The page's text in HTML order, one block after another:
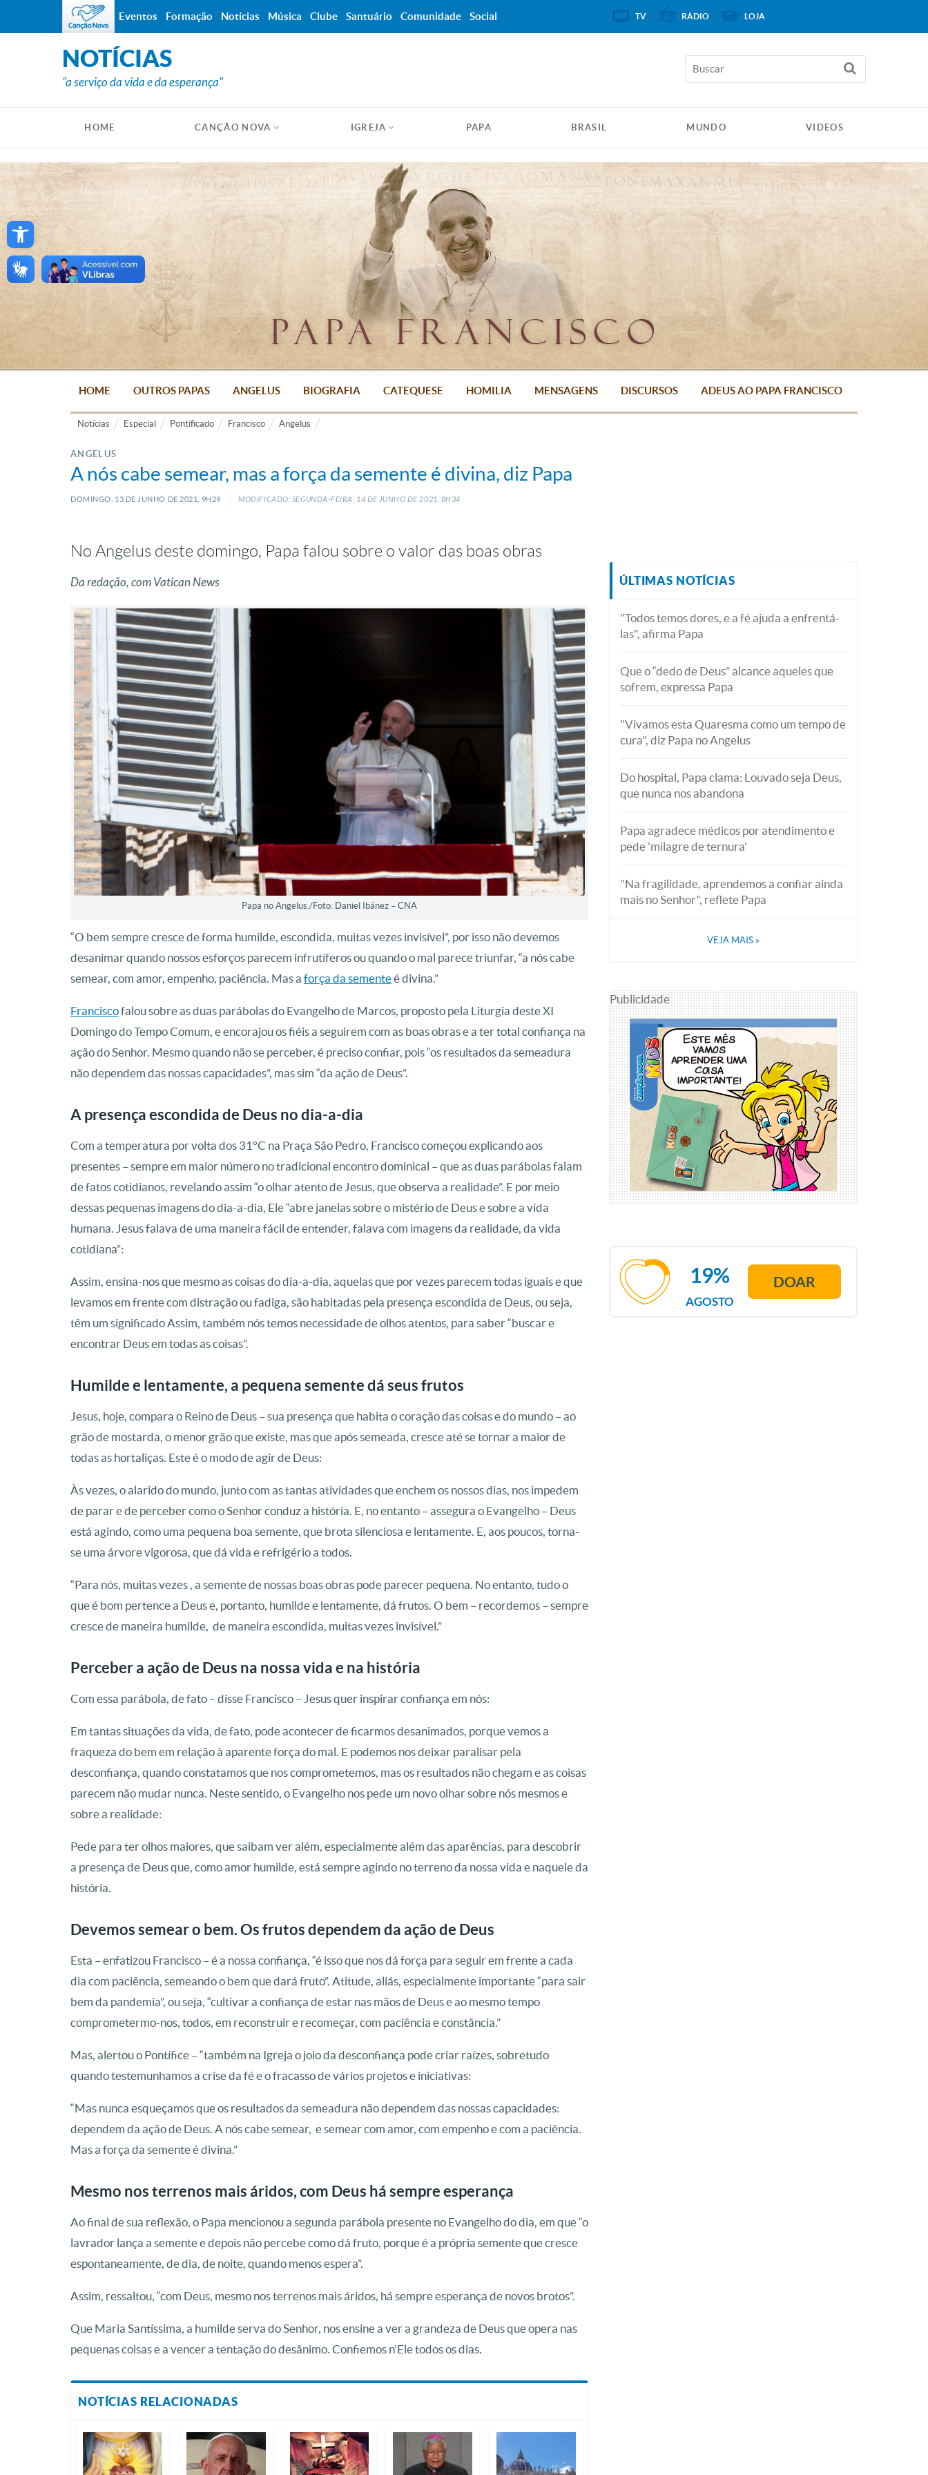
Open toolbar
NOTÍCIAS
"a serviço da vida e da esperança"
HOME CANÇÃO NOVA IGREJA PAPA BRASIL MUNDO VIDEOS
HOME OUTROS PAPAS ANGELUS BIOGRAFIA CATEQUESE HOMILIA MENSAGENS DISCURSOS ADEUS AO PAPA FRANCISCO
Notícias Especial Pontificado Francisco Angelus
ANGELUS
A nós cabe semear, mas a força da semente é divina, diz Papa
DOMINGO, 13 DE JUNHO DE 2021, 9H29 MODIFICADO: SEGUNDA-FEIRA, 14 DEJUNHO DE2021, 8H34
No Angelus deste domingo, Papa falou sobre o valor das boas obras
Da redação, com Vatican News
Papa no Angelus./Foto: Daniel Ibánez – CNA
“O bem sempre cresce de forma humilde, escondida, muitas vezes invisível”, por isso não devemos
desanimar quando nossos esforços parecem infrutíferos ou quando o mal parece triunfar, “a nós cabe
semear, com amor, empenho, paciência. Mas a força da sementeé divina.”
Franciscofalou sobre as duas parábolas do Evangelho de Marcos, proposto pela Liturgia deste XI
Domingo do Tempo Comum, e encorajou os fiéis a seguirem com as boas obras e a ter total confiança na
ação do Senhor. Mesmo quando não se perceber, é preciso confiar, pois “os resultados da semeadura
não dependem das nossas capacidades”, mas sim “da ação de Deus”.
A presença escondida de Deus no dia-a-dia
Com a temperatura por volta dos 31°C na Praça São Pedro, Francisco começou explicando aos
presentes – sempre em maior número no tradicional encontro dominical – que as duas parábolas falam
de fatos cotidianos, revelando assim “o olhar atento de Jesus, que observa a realidade”. E por meio
dessas pequenas imagens do dia-a-dia, Ele “abre janelas sobre o mistério de Deus e sobre a vida
humana. Jesus falava de uma maneira fácil de entender, falava com imagens da realidade, da vida
cotidiana”:
Assim, ensina-nos que mesmo as coisas do dia-a-dia, aquelas que por vezes parecem todas iguais e que
levamos em frente com distração ou fadiga, são habitadas pela presença escondida de Deus, ou seja,
têm um significado Assim, também nós temos necessidade de olhos atentos, para saber “buscar e
encontrar Deus em todas as coisas”.
Humilde e lentamente, a pequena semente dá seus frutos
Jesus, hoje, compara o Reino de Deus – sua presença que habita o coração das coisas e do mundo – ao
grão de mostarda, o menor grão que existe, mas que após semeada, cresce até se tornar a maior de
todas as hortaliças. Este é o modo de agir de Deus:
Às vezes, o alarido do mundo, junto com as tantas atividades que enchem os nossos dias, nos impedem
de parar e de perceber como o Senhor conduz a história. E, no entanto – assegura o Evangelho – Deus
está agindo, como uma pequena boa semente, que brota silenciosa e lentamente. E, aos poucos, torna-
se uma árvore vigorosa, que dá vida e refrigério a todos.
“Para nós, muitas vezes , a semente de nossas boas obras pode parecer pequena. No entanto, tudo o
que é bom pertence a Deus e, portanto, humilde e lentamente, dá frutos. O bem – recordemos – sempre
cresce de maneira humilde, de maneira escondida, muitas vezes invisível.”
Perceber a ação de Deus na nossa vida e na história
Com essa parábola, de fato – disse Francisco – Jesus quer inspirar confiança em nós:
Em tantas situações da vida, de fato, pode acontecer de ficarmos desanimados, porque vemos a
fraqueza do bem em relação à aparente força do mal. E podemos nos deixar paralisar pela
desconfiança, quando constatamos que nos comprometemos, mas os resultados não chegam e as coisas
parecem não mudar nunca. Neste sentido, o Evangelho nos pede um novo olhar sobre nós mesmos e
sobre a realidade:
Pede para ter olhos maiores, que saibam ver além, especialmente além das aparências, para descobrir
a presença de Deus que, como amor humilde, está sempre agindo no terreno da nossa vida e naquele da
história.
Devemos semear o bem. Os frutos dependem da ação de Deus
Esta – enfatizou Francisco – é a nossa confiança, “é isso que nos dá força para seguir em frente a cada
dia com paciência, semeando o bem que dará fruto”. Atitude, aliás, especialmente importante “para sair
bem da pandemia”, ou seja, “cultivar a confiança de estar nas mãos de Deus e ao mesmo tempo
comprometermo-nos, todos, em reconstruir e recomeçar, com paciência e constância.”
Mas, alertou o Pontífice – “também na Igreja o joio da desconfiança pode criar raízes, sobretudo
quando testemunhamos a crise da fé e o fracasso de vários projetos e iniciativas:
“Mas nunca esqueçamos que os resultados da semeadura não dependem das nossas capacidades:
dependem da ação de Deus. A nós cabe semear, e semear com amor, com empenho e com a paciência.
Mas a força da semente é divina.”
Mesmo nos terrenos mais áridos, com Deus há sempre esperança
Ao final de sua reflexão, o Papa mencionou a segunda parábola presente no Evangelho do dia, em que “o
lavrador lança a semente e depois não percebe como dá fruto, porque é a própria semente que cresce
espontaneamente, de dia, de noite, quando menos espera”.
Assim, ressaltou, “com Deus, mesmo nos terrenos mais áridos, há sempre esperança de novos brotos”.
Que Maria Santíssima, a humilde serva do Senhor, nos ensine a ver a grandeza de Deus que opera nas
pequenas coisas e a vencer a tentação do desânimo. Confiemos n’Ele todos os dias.
NOTÍCIAS RELACIONADAS
ÚLTIMAS NOTÍCIAS
"Todos temos dores, e a fé ajuda a enfrentá-
las", afirma Papa
Que o “dedo de Deus” alcance aqueles que
sofrem, expressa Papa
"Vivamos esta Quaresma como um tempo de
cura", diz Papa no Angelus
Do hospital, Papa clama: Louvado seja Deus,
que nunca nos abandona
Papa agradece médicos por atendimento e
pede 'milagre de ternura'
"Na fragilidade, aprendemos a confiar ainda
mais no Senhor", reflete Papa
VEJA MAIS »
Publicidade
AGOSTO
19% DOAR
Eventos Formação Notícias Música Clube Santuário Comunidade Social TV RÁDIO LOJA